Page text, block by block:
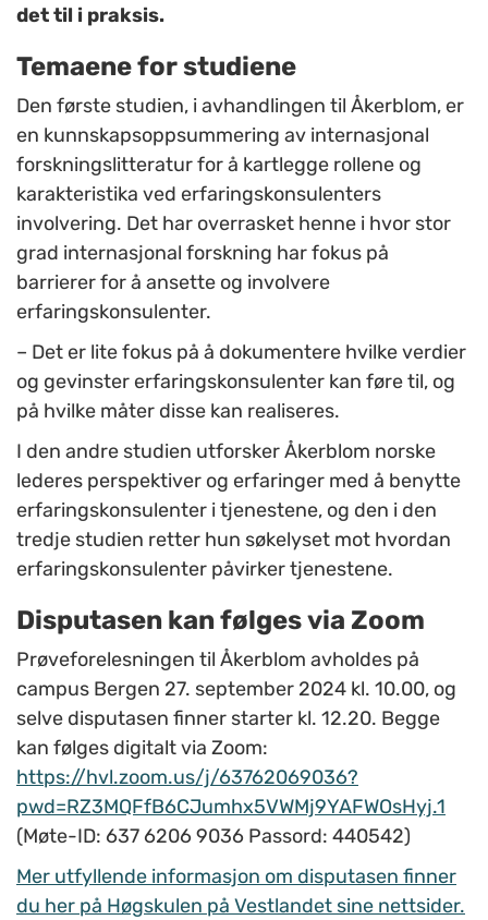
det til i praksis.
Temaene for studiene
Den første studien, i avhandlingen til Åkerblom, er
en kunnskapsoppsummering av internasjonal
forskningslitteratur for å kartlegge rollene og
karakteristika ved erfaringskonsulenters
involvering. Det har overrasket henne i hvor stor
grad internasjonal forskning har fokus på
barrierer for å ansette og involvere
erfaringskonsulenter.
– Det er lite fokus på å dokumentere hvilke verdier
og gevinster erfaringskonsulenter kan føre til, og
på hvilke måter disse kan realiseres.
I den andre studien utforsker Åkerblom norske
lederes perspektiver og erfaringer med å benytte
erfaringskonsulenter i tjenestene, og den i den
tredje studien retter hun søkelyset mot hvordan
erfaringskonsulenter påvirker tjenestene.
Disputasen kan følges via Zoom
Prøveforelesningen til Åkerblom avholdes på
campus Bergen 27. september 2024 kl. 10.00, og
selve disputasen finner starter kl. 12.20. Begge
kan følges digitalt via Zoom:
https://hvl.zoom.us/j/63762069036?
pwd=RZ3MQFfB6CJumhx5VWMj9YAFWOsHyj.1
(Møte-ID: 637 6206 9036 Passord: 440542)
Mer utfyllende informasjon om disputasen finner
du her på Høgskulen på Vestlandet sine nettsider.